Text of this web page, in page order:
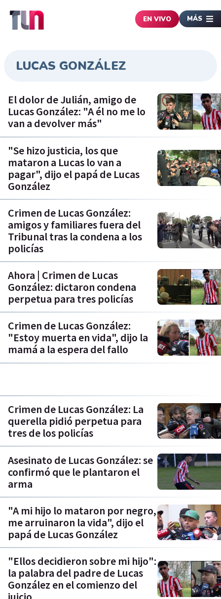
EN VIVO MÁS
LUCAS GONZÁLEZ
El dolor de Julián, amigo de
Lucas González: "A él no me lo
van a devolver más"
"Se hizo justicia, los que
mataron a Lucas lo van a
pagar", dijo el papá de Lucas
González
Crimen de Lucas González:
amigos y familiares fuera del
Tribunal tras la condena a los
policías
Ahora | Crimen de Lucas
González: dictaron condena
perpetua para tres policías
Crimen de Lucas González:
"Estoy muerta en vida", dijo la
mamá a la espera del fallo
Crimen de Lucas González: La
querella pidió perpetua para
tres de los policías
Asesinato de Lucas González: se
confirmó que le plantaron el
arma
"A mi hijo lo mataron por negro,
me arruinaron la vida", dijo el
papá de Lucas González
"Ellos decidieron sobre mi hijo":
la palabra del padre de Lucas
González en el comienzo del